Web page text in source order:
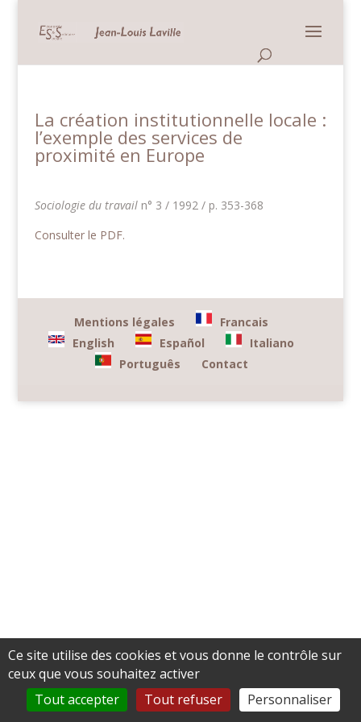
La création institutionnelle locale :
l’exemple des services de
proximité en Europe
Sociologie du travailn° 3 / 1992 / p. 353-368
Consulter le PDF.
Mentions légales
Francais
English
Español
Italiano
Português
Contact
Ce site utilise des cookies et vous donne le contrôle sur
ceux que vous souhaitez activer
Tout accepter
Tout refuser Personnaliser